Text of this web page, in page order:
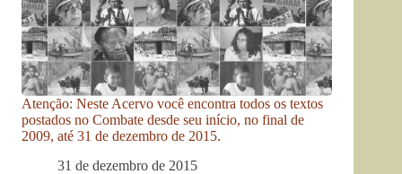
Atenção: Neste Acervo você encontra todos os textos
postados no Combate desde seu início, no final de
2009, até 31 de dezembro de 2015.
31 de dezembro de 2015